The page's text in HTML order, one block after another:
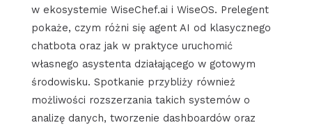
w ekosystemie WiseChef.ai i WiseOS. Prelegent
pokaże, czym różni się agent AI od klasycznego
chatbota oraz jak w praktyce uruchomić
własnego asystenta działającego w gotowym
środowisku. Spotkanie przybliży również
możliwości rozszerzania takich systemów o
analizę danych, tworzenie dashboardów oraz